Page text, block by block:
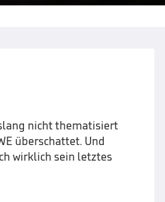
nicht thematisiert
überschattet. Und
wirklich sein letztes